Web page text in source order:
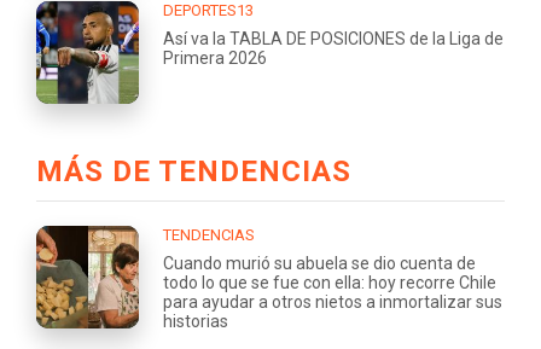
DEPORTES13
Así va la TABLA DE POSICIONES de la Liga de
Primera 2026
MÁS DE TENDENCIAS
TENDENCIAS
Cuando murió su abuela se dio cuenta de
todo lo que se fue con ella: hoy recorre Chile
para ayudar a otros nietos a inmortalizar sus
historias